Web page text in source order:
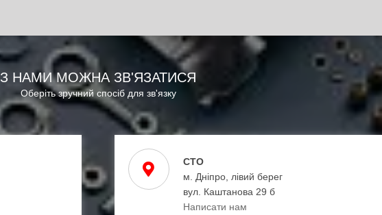
З НАМИ МОЖНА ЗВ'ЯЗАТИСЯ
Оберіть зручний спосіб для зв'язку
СТО
м. Дніпро, лівий берег
вул. Каштанова 29 б
Написати нам